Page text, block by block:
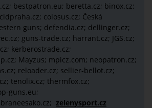
bestpatron.eu; beretta.cz; binox.cz;
colosus.cz; Česká
guns; defendia.cz; dellinger.cz;
guns-trade.cz; harrant.cz; JGS.cz;
kerberostrade.cz;
Mayzus; mpicz.com; neopatron.cz;
reloader.cz; sellier-bellot.cz;
tenolix.cz; thermfox.cz;
guns.eu;
zelenysport.cz